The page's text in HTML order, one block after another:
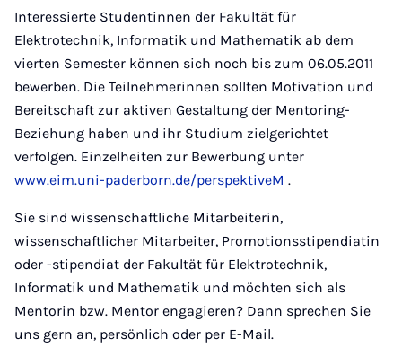
Interessierte Studentinnen der Fakultät für
Elektrotechnik, Informatik und Mathematik ab dem
vierten Semester können sich noch bis zum 06.05.2011
bewerben. Die Teilnehmerinnen sollten Motivation und
Bereitschaft zur aktiven Gestaltung der Mentoring-
Beziehung haben und ihr Studium zielgerichtet
verfolgen. Einzelheiten zur Bewerbung unter
www.eim.uni-paderborn.de/perspektiveM .
Sie sind wissenschaftliche Mitarbeiterin,
wissenschaftlicher Mitarbeiter, Promotionsstipendiatin
oder -stipendiat der Fakultät für Elektrotechnik,
Informatik und Mathematik und möchten sich als
Mentorin bzw. Mentor engagieren? Dann sprechen Sie
uns gern an, persönlich oder per E-Mail.